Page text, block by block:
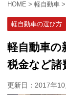
HOME > 軽自動車 >
軽自動車の選び方
軽自動車の
税金など諸
更新日： 2017年10